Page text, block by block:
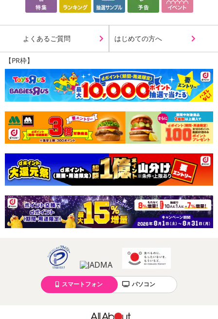
よくあるご質問 はじめての方へ
【PR枠】
スマートフォン パソコン